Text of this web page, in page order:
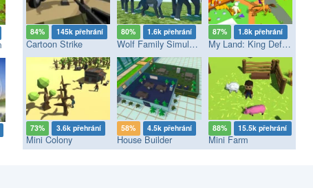
84% 145k přehrání
Cartoon Strike
80% 1.6k přehrání
Wolf Family Simulator
87% 1.8k přehrání
My Land: King Defender
73% 3.6k přehrání
Mini Colony
58% 4.5k přehrání
House Builder
88% 15.5k přehrání
Mini Farm